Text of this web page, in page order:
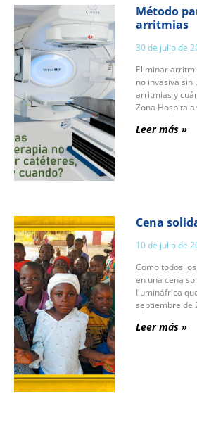
Método
arritmias
30 de julio de
Eliminar
no invasiva sin
arritmias y
Zona
Leer más »
Cena
10 de julio de
Como todos
en una cena
Ilumináfrica
septiembre de
Leer más »